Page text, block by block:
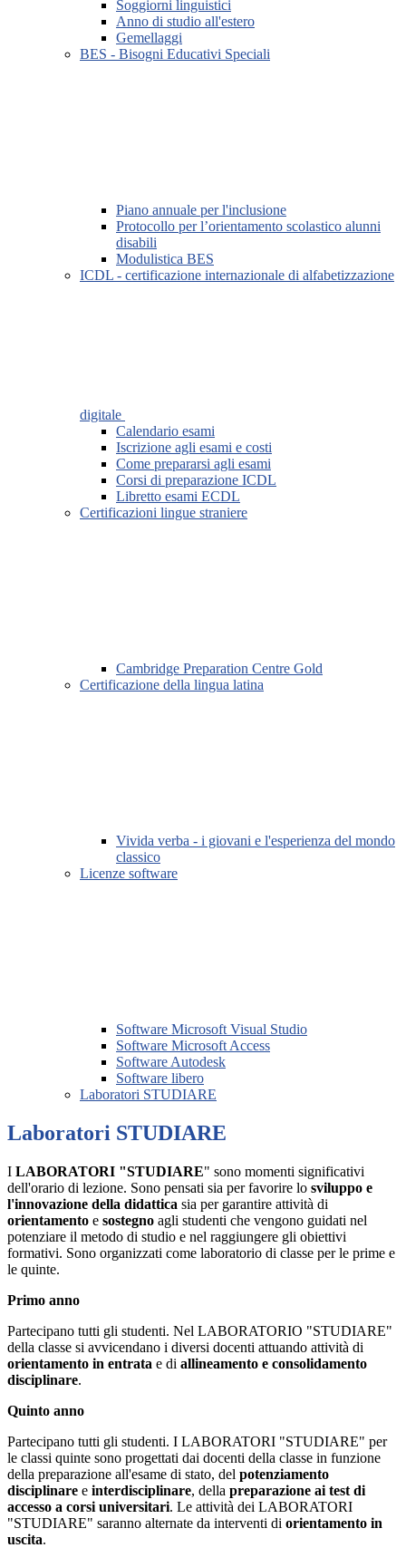
Soggiorni linguistici
Anno di studio all'estero
Gemellaggi
BES - Bisogni Educativi Speciali
Piano annuale per l'inclusione
Protocollo per l’orientamento scolastico alunni
disabili
Modulistica BES
ICDL - certificazione internazionale di alfabetizzazione
digitale
Calendario esami
Iscrizione agli esami e costi
Come prepararsi agli esami
Corsi di preparazione ICDL
Libretto esami ECDL
Certificazioni lingue straniere
Cambridge Preparation Centre Gold
Certificazione della lingua latina
Vivida verba - i giovani e l'esperienza del mondo
classico
Licenze software
Software Microsoft Visual Studio
Software Microsoft Access
Software Autodesk
Software libero
Laboratori STUDIARE
Laboratori STUDIARE
I LABORATORI "STUDIARE" sono momenti significativi
dell'orario di lezione. Sono pensati sia per favorire lo sviluppo e
l'innovazione della didattica sia per garantire attività di
orientamento e sostegno agli studenti che vengono guidati nel
potenziare il metodo di studio e nel raggiungere gli obiettivi
formativi. Sono organizzati come laboratorio di classe per le prime e
le quinte.
Primo anno
Partecipano tutti gli studenti. Nel LABORATORIO "STUDIARE"
della classe si avvicendano i diversi docenti attuando attività di
orientamento in entrata e di allineamento e consolidamento
disciplinare.
Quinto anno
Partecipano tutti gli studenti. I LABORATORI "STUDIARE" per
le classi quinte sono progettati dai docenti della classe in funzione
della preparazione all'esame di stato, del potenziamento
disciplinare e interdisciplinare, della preparazione ai test di
accesso a corsi universitari. Le attività dei LABORATORI
"STUDIARE" saranno alternate da interventi di orientamento in
uscita.